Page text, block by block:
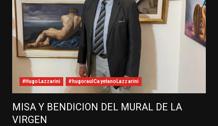
#HugoLazzarini #hugoraulCayetanoLazzarini
MISA Y BENDICION DEL MURAL DE LA
VIRGEN